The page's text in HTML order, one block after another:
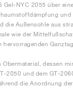
NYC 2055 über
die Außensohle aus
wie der
dessen
2050 und dem GT-
die Anordnung